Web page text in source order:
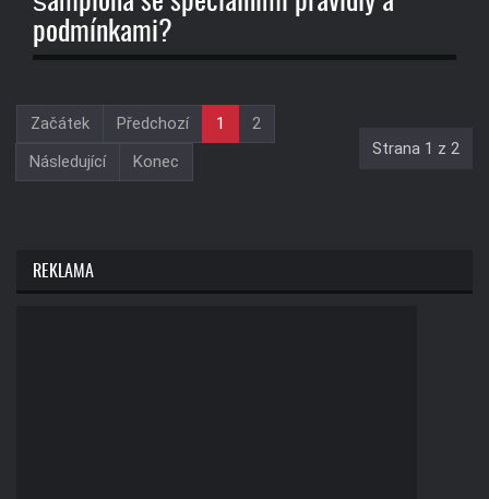
podmínkami?
Strana 1 z 2
Začátek Předchozí 1
2
Následující
Konec
REKLAMA